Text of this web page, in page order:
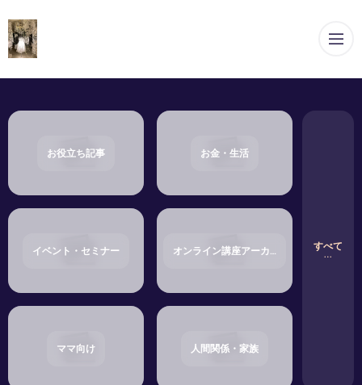
メ
お役立ち記事 お金・生活
イベント・セミナー オンライン講座アーカイブ・ショップ
ママ向け 人間関係・家族
すべて